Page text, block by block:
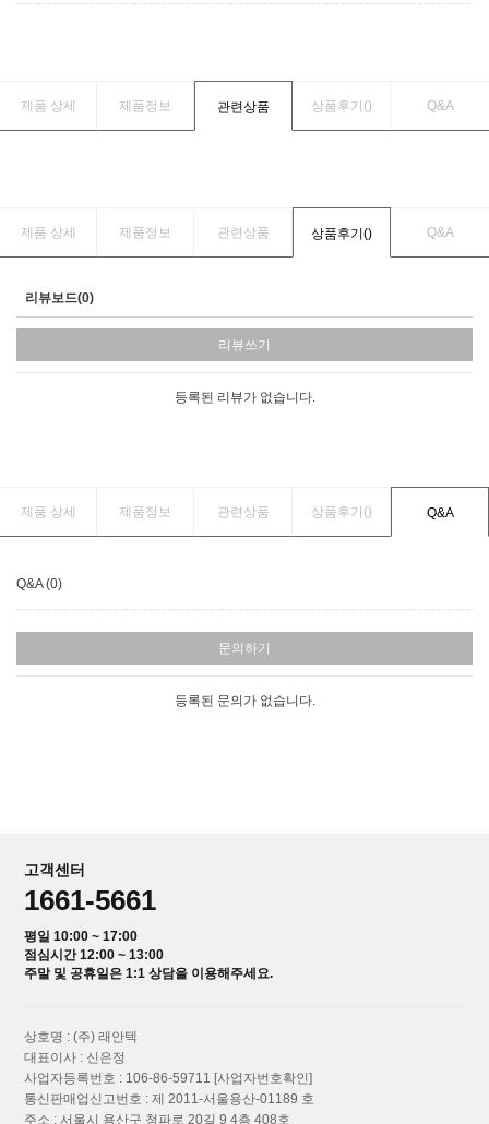
제품 상세 제품정보 관련상품 상품후기() Q&A
제품 상세 제품정보 관련상품 상품후기() Q&A
리뷰보드(0)
리뷰쓰기
등록된 리뷰가 없습니다.
제품 상세 제품정보 관련상품 상품후기() Q&A
Q&A (0)
문의하기
등록된 문의가 없습니다.
고객센터
1661-5661
평일 10:00 ~ 17:00
점심시간 12:00 ~ 13:00
주말 및 공휴일은 1:1 상담을 이용해주세요.
상호명 : (주) 래안텍
대표이사 : 신은정
사업자등록번호 : 106-86-59711 [사업자번호확인]
통신판매업신고번호 : 제 2011-서울용산-01189 호
주소 : 서울시 용산구 청파로 20길 9 4층 408호